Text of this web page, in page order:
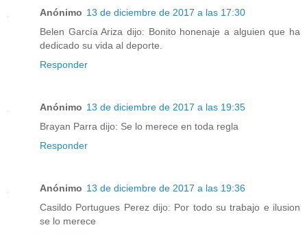
Anónimo 13 de diciembre de 2017 a las 17:30
Belen García Ariza dijo: Bonito honenaje a alguien que ha
dedicado su vida al deporte.
Responder
Anónimo 13 de diciembre de 2017 a las 19:35
Brayan Parra dijo: Se lo merece en toda regla
Responder
Anónimo 13 de diciembre de 2017 a las 19:36
Casildo Portugues Perez dijo: Por todo su trabajo e ilusion
se lo merece